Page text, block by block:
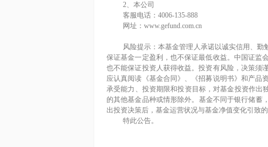
2、本公司
客服电话： 4006-135-888
网址： www.gefund.com.cn
风险提示：本基金管理人承诺以诚实信用、
保证基金一定盈利，也不保证最低收益。中国证监
也不能保证投资人获得收益。投资有风险，决策须
应认真阅读《基金合同》、《招募说明书》和产品
承受能力、投资期限和投资目标，对基金投资作出
的其他基金品种或情形除外。基金不同于银行储蓄
出投资决策后，基金运营状况与基金净值变化引致
特此公告。